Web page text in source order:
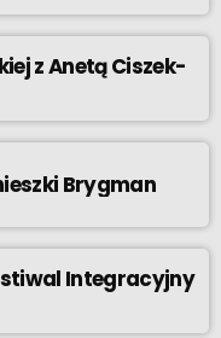
z Anetą Ciszek-
Brygman
Integracyjny